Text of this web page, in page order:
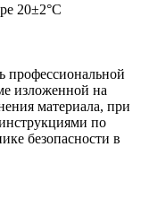
20±2°C
профессиональной
изложенной на
материала, при
по
безопасности в